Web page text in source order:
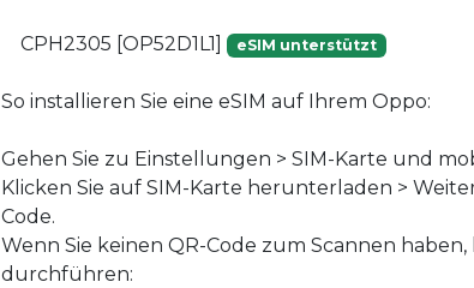
CPH2305 [OP52D1L1] eSIM unterstützt
So installieren Sie eine eSIM auf Ihrem Oppo:
Gehen Sie zu Einstellungen > SIM-Karte und
Klicken Sie auf SIM-Karte herunterladen >
Code.
Wenn Sie keinen QR-Code zum Scannen
durchführen: